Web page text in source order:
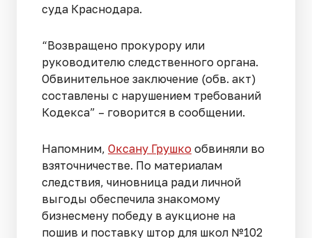
суда Краснодара.
“Возвращено прокурору или
руководителю следственного органа.
Обвинительное заключение (обв. акт)
составлены с нарушением требований
Кодекса” – говорится в сообщении.
Напомним, Оксану Грушко обвиняли во
взяточничестве. По материалам
следствия, чиновница ради личной
выгоды обеспечила знакомому
бизнесмену победу в аукционе на
пошив и поставку штор для школ №102